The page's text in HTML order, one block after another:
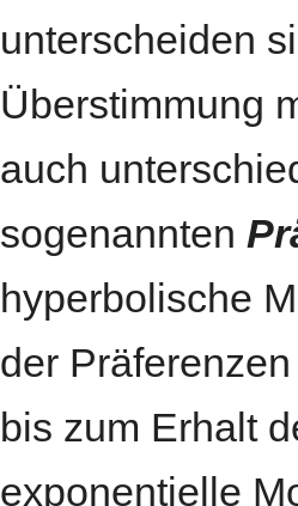
unterscheiden
Überstimmung
auch
sogenannten
hyperbolische
der
bis zum Erhalt
exponentielle